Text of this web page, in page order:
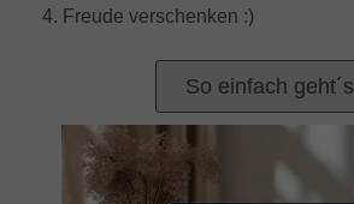
4. Freude verschenken :)
So einfach geht´s